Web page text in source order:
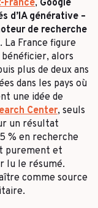
France, Google
d’IA générative –
de recherche
. La France figure
bénéficier, alors
plus de deux ans
dans les pays où
une idée de
Center, seuls
un résultat
% en recherche
purement et
lu le résumé.
comme source